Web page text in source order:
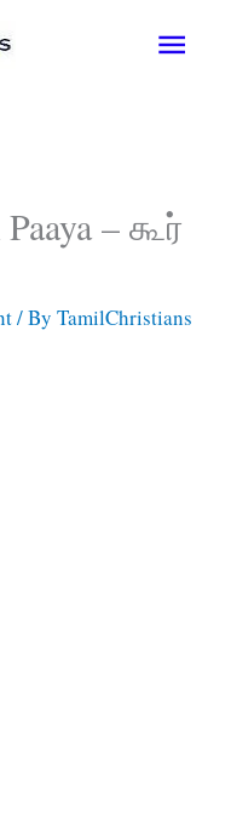
Main
– கூர்
/ ByTamilChristians